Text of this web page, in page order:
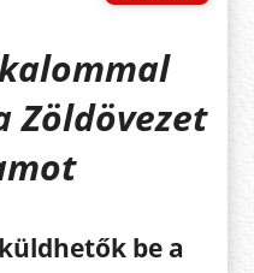
Zöldövezet
küldhetők be a